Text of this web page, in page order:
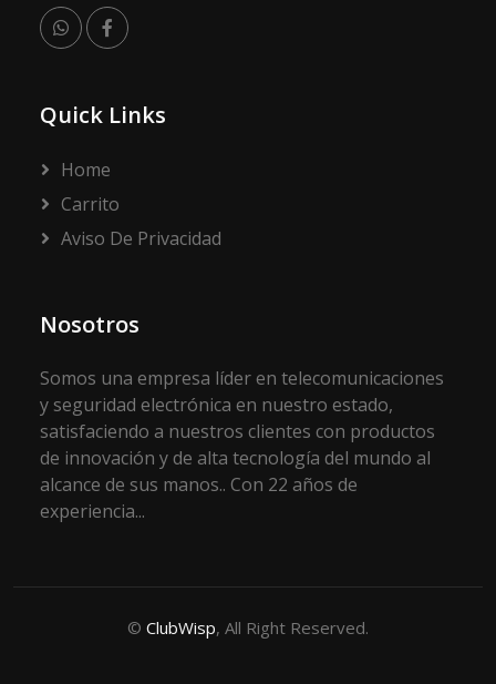
Quick Links
Home
Carrito
Aviso De Privacidad
Nosotros
Somos una empresa líder en telecomunicaciones
y seguridad electrónica en nuestro estado,
satisfaciendo a nuestros clientes con productos
de innovación y de alta tecnología del mundo al
alcance de sus manos.. Con 22 años de
experiencia...
© ClubWisp, All Right Reserved.